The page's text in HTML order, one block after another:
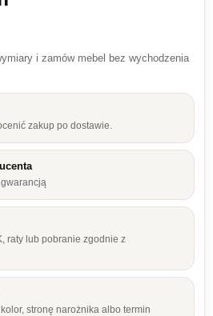
i zamów mebel bez wychodzenia
zakup po dostawie.
raty lub pobranie zgodnie z
stronę narożnika albo termin